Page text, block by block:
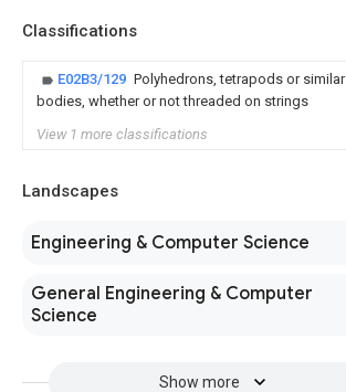
Classifications
E02B3/129 Polyhedrons, tetrapods or similar
bodies, whether or not threaded on strings
View 1 more classifications
Landscapes
Engineering & Computer Science
General Engineering & Computer
Science
Show more